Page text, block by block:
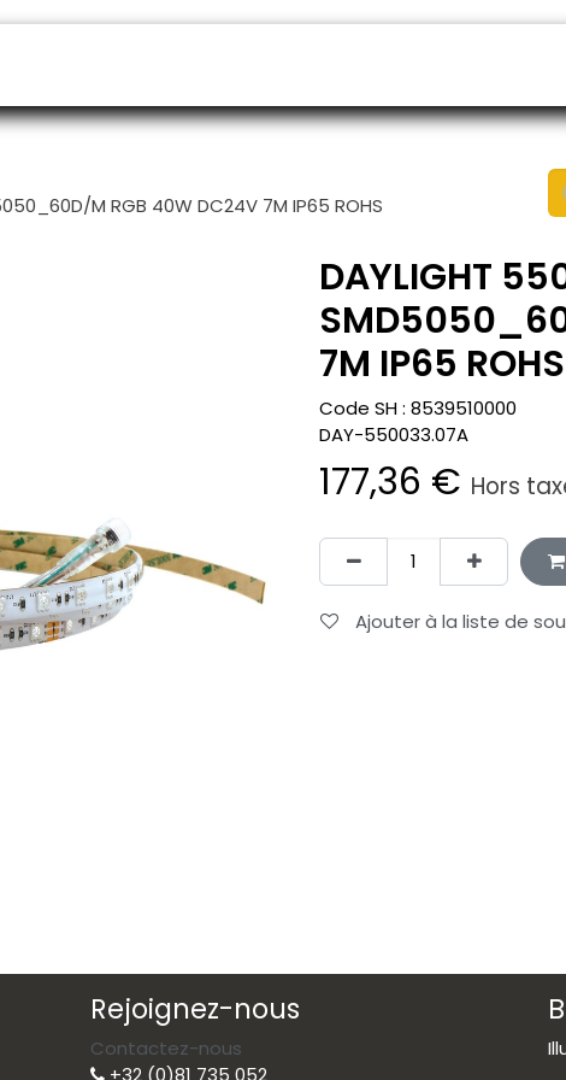
M RGB 40W DC24V 7M IP65 ROHS
DAYLIGHT
7M IP65 ROHS
Code SH : 8539510000
DAY-550033.07A
177,36 € Hors
Ajouter à la liste de
Rejoignez-nous
Contactez-nous